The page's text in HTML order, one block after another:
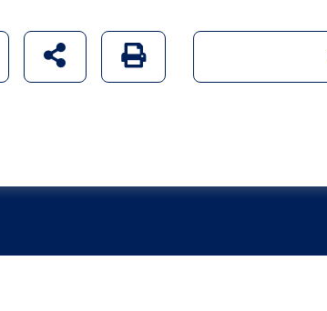
udostępnij na social mediach
Generuj wersję PDF strony